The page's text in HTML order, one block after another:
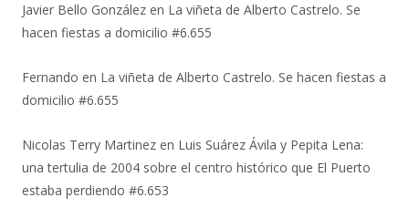
Javier Bello González en La viñeta de Alberto Castrelo. Se
hacen fiestas a domicilio #6.655
Fernando en La viñeta de Alberto Castrelo. Se hacen fiestas a
domicilio #6.655
Nicolas Terry Martinez en Luis Suárez Ávila y Pepita Lena:
una tertulia de 2004 sobre el centro histórico que El Puerto
estaba perdiendo #6.653